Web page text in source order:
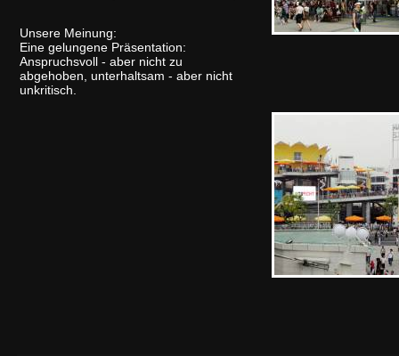
Unsere Meinung:
Eine gelungene Präsentation:
Anspruchsvoll - aber nicht zu
abgehoben, unterhaltsam - aber nicht
unkritisch.